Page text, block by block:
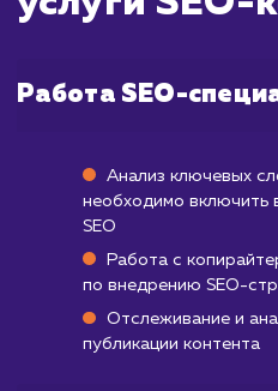
значительно
качество текущего
В общем случае,
копирайтинга
через 1-2 месяца
Но для
прогресса и